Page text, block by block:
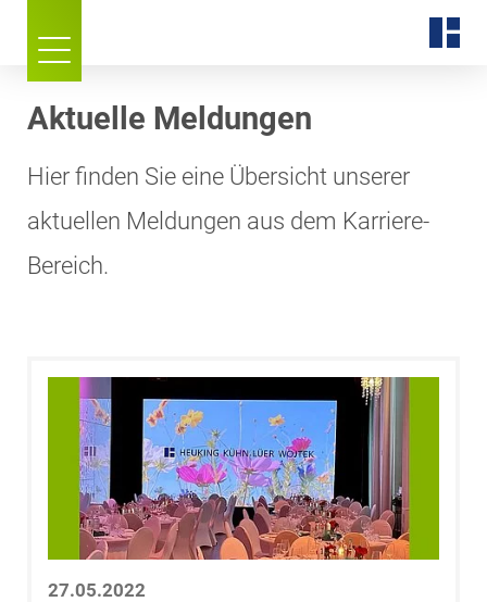
Aktuelle Meldungen
Hier finden Sie eine Übersicht unserer
aktuellen Meldungen aus dem Karriere-
Bereich.
27.05.2022